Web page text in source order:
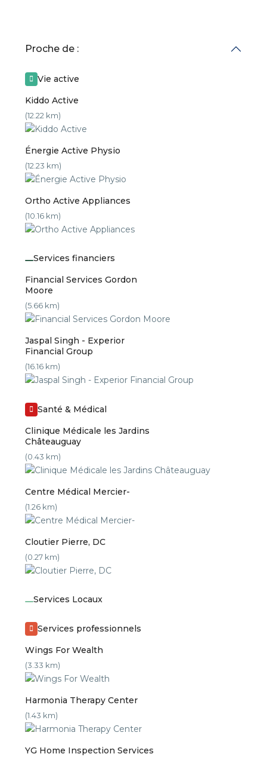
Proche de :
Vie active
Kiddo Active
(12.22 km)
Énergie Active Physio
(12.23 km)
Ortho Active Appliances
(10.16 km)
Services financiers
Financial Services Gordon
Moore
(5.66 km)
Jaspal Singh - Experior
Financial Group
(16.16 km)
Santé & Médical
Clinique Médicale les Jardins
Châteauguay
(0.43 km)
Centre Médical Mercier-
(1.26 km)
Cloutier Pierre, DC
(0.27 km)
Services Locaux
Services professionnels
Wings For Wealth
(3.33 km)
Harmonia Therapy Center
(1.43 km)
YG Home Inspection Services